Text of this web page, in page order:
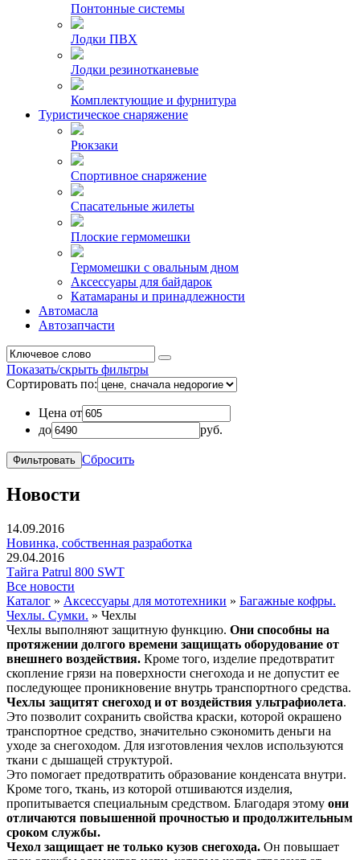
Понтонные системы
Лодки ПВХ
Лодки резинотканевые
Комплектующие и фурнитура
Туристическое снаряжение
Рюкзаки
Спортивное снаряжение
Спасательные жилеты
Плоские гермомешки
Гермомешки с овальным дном
Аксессуары для байдарок
Катамараны и принадлежности
Автомасла
Автозапчасти
Показать/скрыть фильтры
Сортировать по:
Цена от
до
руб.
Сбросить
Новости
14.09.2016
Новинка, собственная разработка
29.04.2016
Тайга Patrul 800 SWT
Все новости
Каталог » Аксессуары для мототехники » Багажные кофры.
Чехлы. Сумки. » Чехлы
Чехлы выполняют защитную функцию. Они способны на
протяжении долгого времени защищать оборудование от
внешнего воздействия. Кроме того, изделие предотвратит
скопление грязи на поверхности снегохода и не допустит ее
последующее проникновение внутрь транспортного средства.
Чехлы защитят снегоход и от воздействия ультрафиолета.
Это позволит сохранить свойства краски, которой окрашено
транспортное средство, значительно сэкономить деньги на
уходе за снегоходом. Для изготовления чехлов используются
ткани с дышащей структурой.
Это помогает предотвратить образование конденсата внутри.
Кроме того, ткань, из которой отшиваются изделия,
пропитывается специальным средством. Благодаря этому они
отличаются повышенной прочностью и продолжительным
сроком службы.
Чехол защищает не только кузов снегохода. Он повышает